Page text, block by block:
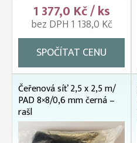
1 377,0 Kč / ks
bez DPH 1 138,0 Kč
SPOČÍTAT CENU
Čeřenová síť 2,5 x 2,5 m/
PAD 8×8/0,6 mm černá –
rašl